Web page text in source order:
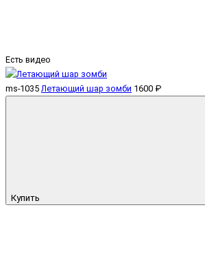
Есть видео
ms-1035 Летающий шар зомби 1600 ₽
Купить